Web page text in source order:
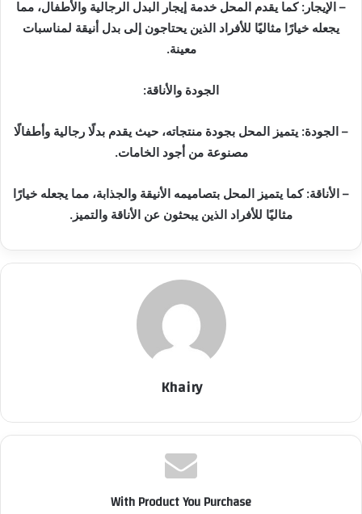
– الإيجار: كما يقدم المحل خدمة إيجار البدل الرجالية والأطفال، مما
يجعله خيارًا مثاليًا للأفراد الذين يحتاجون إلى بدل أنيقة لمناسبات
معينة.
الجودة والأناقة:
– الجودة: يتميز المحل بجودة منتجاته، حيث يقدم بدلًا رجالية وأطفالًا
مصنوعة من أجود الخامات.
– الأناقة: كما يتميز المحل بتصاميمه الأنيقة والجذابة، مما يجعله خيارًا
مثاليًا للأفراد الذين يبحثون عن الأناقة والتميز.
Khairy
With Product You Purchase